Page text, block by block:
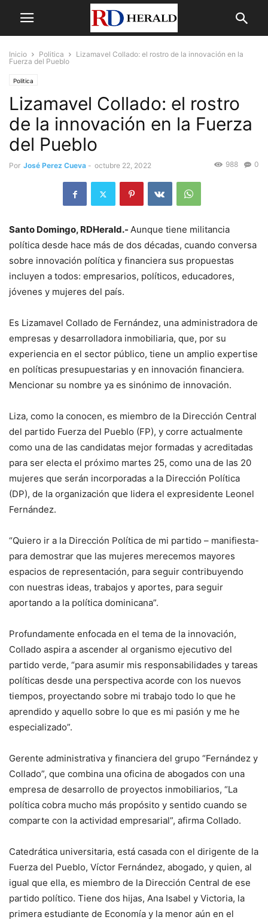
Inicio Politica
Lizamavel Collado: el rostro de la innovación en la
Fuerza del Pueblo
Politica
Lizamavel Collado: el rostro
de la innovación en la Fuerza
del Pueblo
Por José Perez Cueva - octubre 22, 2022 0
988
Santo Domingo, RDHerald.- Aunque tiene militancia
política desde hace más de dos décadas, cuando conversa
sobre innovación política y financiera sus propuestas
incluyen a todos: empresarios, políticos, educadores,
jóvenes y mujeres del país.
Es Lizamavel Collado de Fernández, una administradora de
empresas y desarrolladora inmobiliaria, que, por su
experiencia en el sector público, tiene un amplio expertise
en políticas presupuestarias y en innovación financiera.
Mencionar su nombre ya es sinónimo de innovación.
Liza, como la conocen, es miembro de la Dirección Central
del partido Fuerza del Pueblo (FP), y corre actualmente
como una de las candidatas mejor formadas y acreditadas
para ser electa el próximo martes 25, como una de las 20
mujeres que serán incorporadas a la Dirección Política
(DP), de la organización que lidera el expresidente Leonel
Fernández.
“Quiero ir a la Dirección Política de mi partido – manifiesta-
para demostrar que las mujeres merecemos mayores
espacios de representación, para seguir contribuyendo
con nuestras ideas, trabajos y aportes, para seguir
aportando a la política dominicana”.
Profundamente enfocada en el tema de la innovación,
Collado aspira a ascender al organismo ejecutivo del
partido verde, “para asumir mis responsabilidades y tareas
políticas desde una perspectiva acorde con los nuevos
tiempos, proyectando sobre mi trabajo todo lo que he
aprendido y aquello sobre lo que es mi pasión y me he
especializado”.
Gerente administrativa y financiera del grupo “Fernández y
Collado”, que combina una oficina de abogados con una
empresa de desarrollo de proyectos inmobiliarios, “La
política cobra mucho más propósito y sentido cuando se
comparte con la actividad empresarial”, afirma Collado.
Catedrática universitaria, está casada con el dirigente de la
Fuerza del Pueblo, Víctor Fernández, abogado, y quien, al
igual que ella, es miembro de la Dirección Central de ese
partido político. Tiene dos hijas, Ana Isabel y Victoria, la
primera estudiante de Economía y la menor aún en el